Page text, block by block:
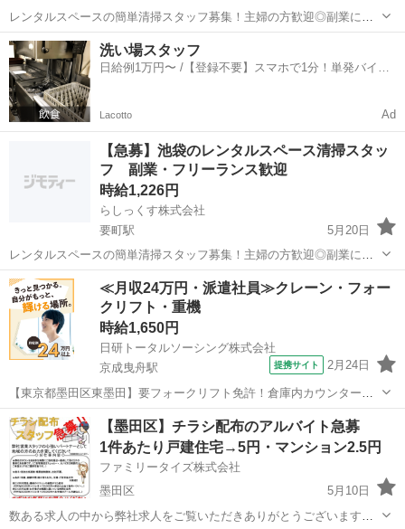
レンタルスペースの簡単清掃スタッフ募集！主婦の方歓迎◎副業にも
◎ 都内のレンタルスペースでの清掃業務をお願いできる方を募集して
います。 特別な経験・資格は不要！コツコツ作業が得意な方、歓迎し
ます！ ライフスタイルに合わ...
東京 墨田区 要町駅
洗い場スタッフ
日給例1万円〜 /【登録不要】スマホで1分！単発バイト
Lacotto Ad
【急募】池袋のレンタルスペース清掃スタッ
フ 副業・フリーランス歓迎
時給1,226円
らしっくす株式会社
要町駅
5月20日
レンタルスペースの簡単清掃スタッフ募集！主婦の方歓迎◎副業にも
◎ 都内のレンタルスペースでの清掃業務をお願いできる方を募集して
います。 特別な経験・資格は不要！コツコツ作業が得意な方、歓迎し
ます！ ライフスタイルに合わ...
東京 墨田区 要町駅 その他 スタッフ
≪月収24万円・派遣社員≫クレーン・フォー
クリフト・重機
時給1,650円
日研トータルソーシング株式会社
京成曳舟駅
提携サイト 2月24日
【東京都墨田区東墨田】要フォークリフト免許！倉庫内カウンターフ
ォークリフト作業《お仕事No.5A1225-JS》 お仕事について フォーク
リフトでの運搬業務（カウンター）です。トラックから製品（びんや
材料）を積み下ろす作業...
東京 墨田区 京成曳舟駅 その他
【墨田区】チラシ配布のアルバイト急募
1件あたり戸建住宅→5円・マンション2.5円
ファミリータイズ株式会社
墨田区
5月10日
数ある求人の中から弊社求人をご覧いただきありがとうございます。